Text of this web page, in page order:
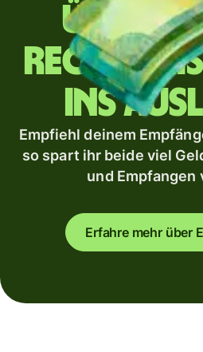
ins
Empfiehl deinem
so spart ihr beide viel
und Empfangen
Erfahre mehr über